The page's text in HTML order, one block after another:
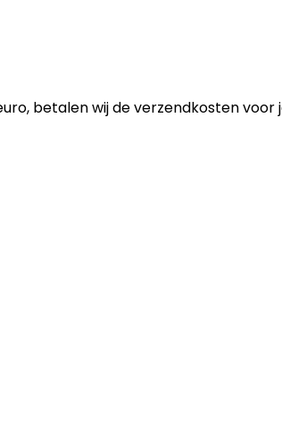
betalen wij de verzendkosten voor